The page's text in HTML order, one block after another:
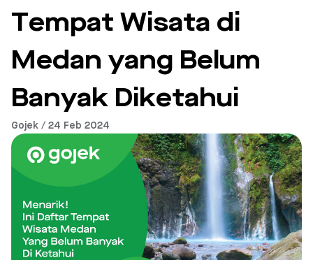
Tempat Wisata di
Medan yang Belum
Banyak Diketahui
Gojek / 24 Feb 2024